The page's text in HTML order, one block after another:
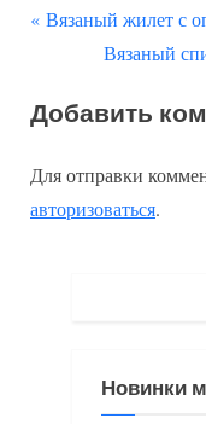
Навигация
записям
П
д
д
у
Вязаный жилет с
С
е
у
ю
а
Вязаный
Добавить
Для отправки
авторизоваться.
Новинки